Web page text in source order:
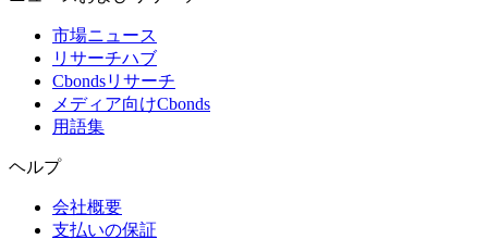
市場ニュース
リサーチハブ
Cbondsリサーチ
メディア向けCbonds
用語集
ヘルプ
会社概要
支払いの保証